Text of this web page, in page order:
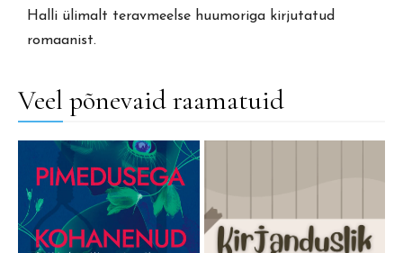
Halli ülimalt teravmeelse huumoriga kirjutatud
romaanist.
Veel põnevaid raamatuid